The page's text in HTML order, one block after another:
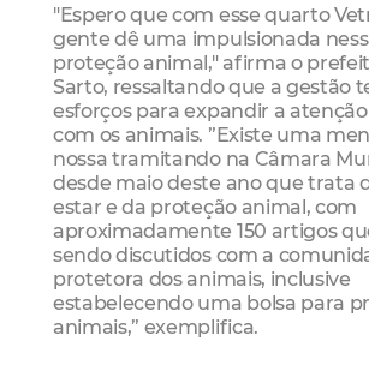
"Espero que com esse quarto
gente dê uma impulsionada
proteção animal," afirma o
Sarto, ressaltando que a gestão
esforços para expandir a
com os animais. ”Existe uma
nossa tramitando na Câmara
desde maio deste ano que trata
estar e da proteção animal, com
aproximadamente 150 artigos
sendo discutidos com a
protetora dos animais, inclusive
estabelecendo uma bolsa para
animais,” exemplifica.